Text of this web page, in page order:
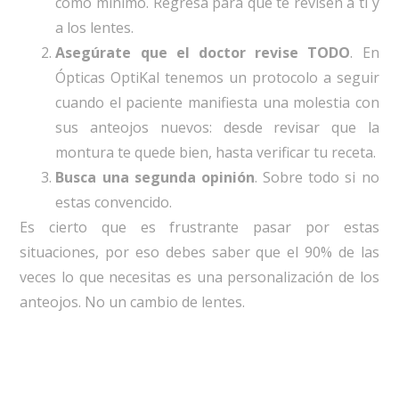
a los lentes.
Asegúrate que el doctor revise TODO. En
Ópticas OptiKal tenemos un protocolo a seguir
cuando el paciente manifiesta una molestia con
sus anteojos nuevos: desde revisar que la
montura te quede bien, hasta verificar tu receta.
Busca una segunda opinión. Sobre todo si no
estas convencido.
Es cierto que es frustrante pasar por estas
situaciones, por eso debes saber que el 90% de las
veces lo que necesitas es una personalización de los
anteojos. No un cambio de lentes.